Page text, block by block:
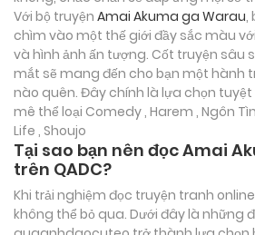
Với bộ truyện Amai Akuma ga Warau,
chìm vào một thế giới đầy sắc màu
và hình ảnh ấn tượng. Cốt truyện sâu
mắt sẽ mang đến cho bạn một hành
nào quên. Đây chính là lựa chọn
mê thể loại Comedy , Harem , Ngôn
Life , Shoujo
Tại sao bạn nên đọc Amai
trên QADC?
Khi trải nghiệm đọc truyện tranh
không thể bỏ qua. Dưới đây là những